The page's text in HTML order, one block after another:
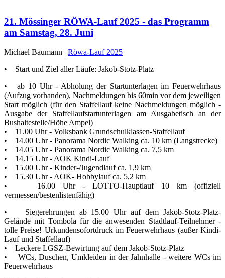
21. Mössinger RÖWA-Lauf 2025 - das Programm
am Samstag, 28. Juni
Michael Baumann | Röwa-Lauf 2025
• Start und Ziel aller Läufe: Jakob-Stotz-Platz
• ab 10 Uhr - Abholung der Startunterlagen im Feuerwehrhaus
(Aufzug vorhanden), Nachmeldungen bis 60min vor dem jeweiligen
Start möglich (für den Staffellauf keine Nachmeldungen möglich -
Ausgabe der Staffellaufstartunterlagen am Ausgabetisch an der
Bushaltestelle/Höhe Ampel)
• 11.00 Uhr - Volksbank Grundschulklassen-Staffellauf
• 14.00 Uhr - Panorama Nordic Walking ca. 10 km (Langstrecke)
• 14.05 Uhr - Panorama Nordic Walking ca. 7,5 km
• 14.15 Uhr - AOK Kindi-Lauf
• 15.00 Uhr - Kinder-/Jugendlauf ca. 1,9 km
• 15.30 Uhr - AOK- Hobbylauf ca. 5,2 km
• 16.00 Uhr - LOTTO-Hauptlauf 10 km (offiziell
vermessen/bestenlistenfähig)
• Siegerehrungen ab 15.00 Uhr auf dem Jakob-Stotz-Platz-
Gelände mit Tombola für die anwesenden Stadtlauf-Teilnehmer -
tolle Preise! Urkundensofortdruck im Feuerwehrhaus (außer Kindi-
Lauf und Staffellauf)
• Leckere LGSZ-Bewirtung auf dem Jakob-Stotz-Platz
• WCs, Duschen, Umkleiden in der Jahnhalle - weitere WCs im
Feuerwehrhaus